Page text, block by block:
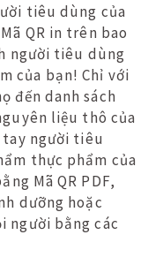
tiêu dùng của
QR in trên bao
người tiêu dùng
của bạn! Chỉ với
đến danh sách
liệu thô của
tay người tiêu
thực phẩm của
Mã QR PDF,
dưỡng hoặc
người bằng các